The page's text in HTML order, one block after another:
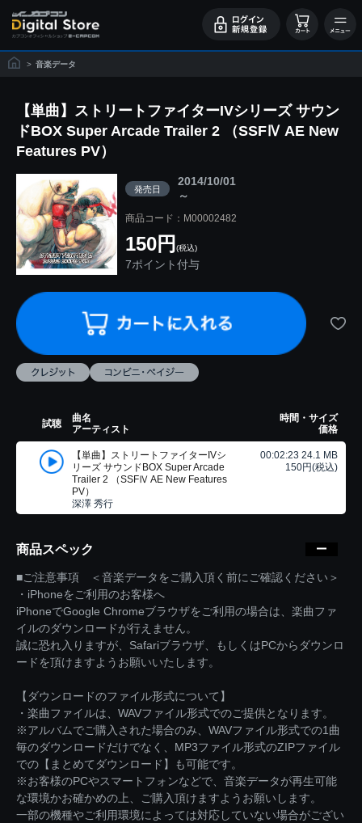
> 音楽データ
【単曲】ストリートファイターIVシリーズ サウン
ドBOX Super Arcade Trailer 2 （SSFⅣ AE New
Features PV）
発売日
2014/10/01
～
商品コード：M00002482
150円 (税込)
7ポイント付与
試聴
曲名
アーティスト
時間・サイズ
価格
【単曲】ストリートファイターIVシ
リーズ サウンドBOX Super Arcade
Trailer 2 （SSFⅣ AE New Features
PV）
深澤 秀行
00:02:23 24.1 MB
150円(税込)
商品スペック
■ご注意事項 ＜音楽データをご購入頂く前にご確認ください＞
・iPhoneをご利用のお客様へ
iPhoneでGoogle Chromeブラウザをご利用の場合は、楽曲ファ
イルのダウンロードが行えません。
誠に恐れ入りますが、Safariブラウザ、もしくはPCからダウンロ
ードを頂けますようお願いいたします。
【ダウンロードのファイル形式について】
・楽曲ファイルは、WAVファイル形式でのご提供となります。
※アルバムでご購入された場合のみ、WAVファイル形式での1曲
毎のダウンロードだけでなく、MP3ファイル形式のZIPファイル
での【まとめてダウンロード】も可能です。
※お客様のPCやスマートフォンなどで、音楽データが再生可能
な環境かお確かめの上、ご購入頂けますようお願いします。
一部の機種やご利用環境によっては対応していない場合がござい